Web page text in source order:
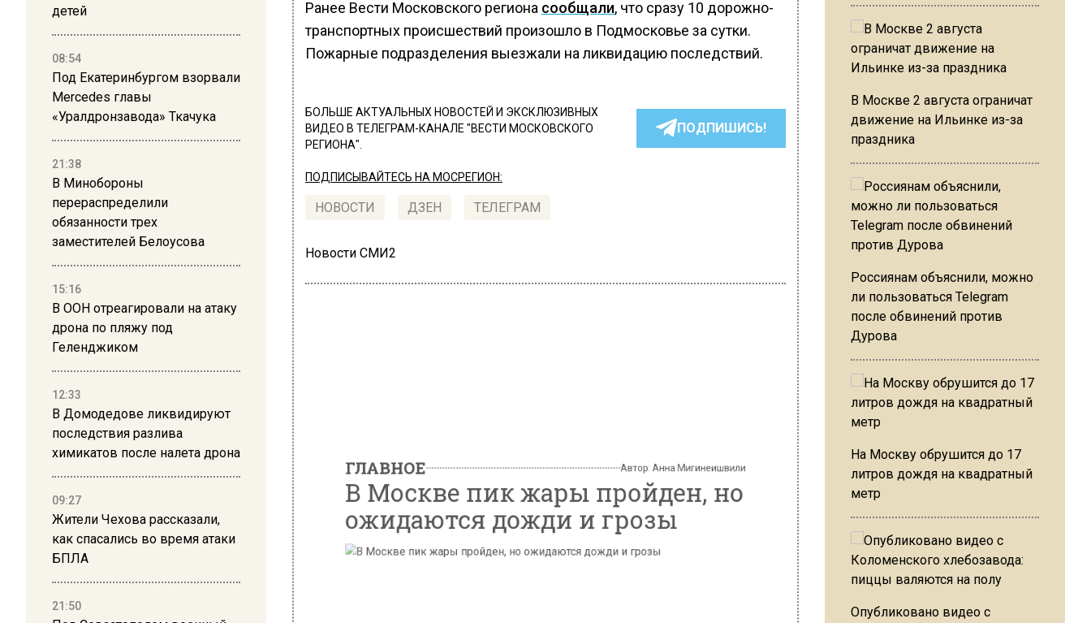
детей
08:54
Под Екатеринбургом взорвали
Mercedes главы
«Уралдронзавода» Ткачука
21:38
В Минобороны
перераспределили
обязанности трех
заместителей Белоусова
15:16
В ООН отреагировали на атаку
дрона по пляжу под
Геленджиком
12:33
В Домодедове ликвидируют
последствия разлива
химикатов после налета дрона
09:27
Жители Чехова рассказали,
как спасались во время атаки
БПЛА
21:50
Ранее Вести Московского региона сообщали, что сразу 10 дорожно-
транспортных происшествий произошло в Подмосковье за сутки.
Пожарные подразделения выезжали на ликвидацию последствий.
БОЛЬШЕ АКТУАЛЬНЫХ НОВОСТЕЙ И ЭКСКЛЮЗИВНЫХ
ВИДЕО В ТЕЛЕГРАМ-КАНАЛЕ "ВЕСТИ МОСКОВСКОГО
РЕГИОНА".
ПОДПИШИСЬ!
ПОДПИСЫВАЙТЕСЬ НА МОСРЕГИОН:
НОВОСТИ ДЗЕН ТЕЛЕГРАМ
Новости СМИ2
В Москве 2 августа ограничат
движение на Ильинке из-за
праздника
Россиянам объяснили, можно
ли пользоваться Telegram
после обвинений против
Дурова
На Москву обрушится до 17
литров дождя на квадратный
метр
Опубликовано видео с